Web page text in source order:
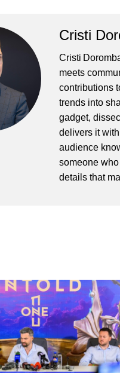
Cristi
Cristi
meets
contributions
trends into
gadget,
delivers it
audience
someone
details that